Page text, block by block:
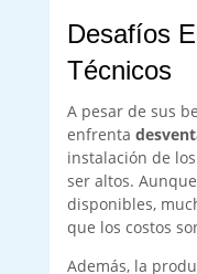
Desafíos
Técnicos
A pesar de sus
enfrenta
instalación de
ser altos.
disponibles,
que los costos
Además, la